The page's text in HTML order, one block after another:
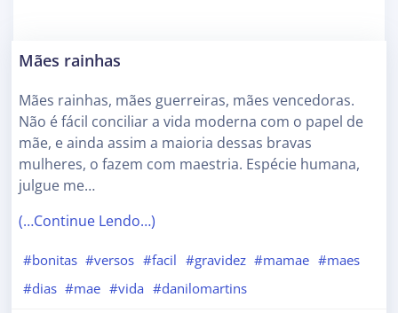
Mães rainhas
Mães rainhas, mães guerreiras, mães vencedoras.
Não é fácil conciliar a vida moderna com o papel de
mãe, e ainda assim a maioria dessas bravas
mulheres, o fazem com maestria. Espécie humana,
julgue me…
(…Continue Lendo…)
#bonitas #versos #facil #gravidez #mamae #maes
#dias #mae #vida #danilomartins